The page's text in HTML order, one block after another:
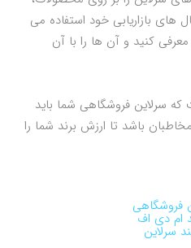
های بازاریابی خود استفاده می
معرفی کنید و آن ها را با آن
که سرلاین فروشگاهی شما باید
باشد تا ارزش برند شما را